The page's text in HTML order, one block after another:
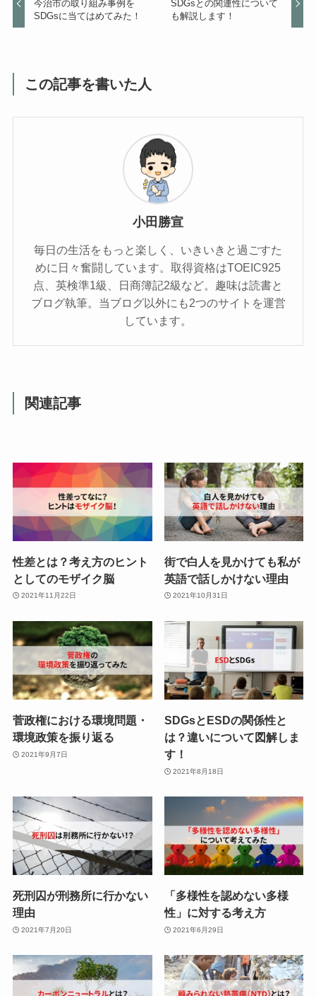
今治市の取り組み事例を
SDGsに当てはめてみた！
SDGsとの関連性について
も解説します！
この記事を書いた人
小田勝宣
毎日の生活をもっと楽しく、いきいきと過ごすた
めに日々奮闘しています。取得資格はTOEIC925
点、英検準1級、日商簿記2級など。趣味は読書と
ブログ執筆。当ブログ以外にも2つのサイトを運営
しています。
関連記事
性差とは？考え方のヒント
としてのモザイク脳
2021年11月22日
街で白人を見かけても私が
英語で話しかけない理由
2021年10月31日
菅政権における環境問題・
環境政策を振り返る
2021年9月7日
SDGsとESDの関係性と
は？違いについて図解しま
す！
2021年8月18日
死刑囚が刑務所に行かない
理由
2021年7月20日
「多様性を認めない多様
性」に対する考え方
2021年6月29日